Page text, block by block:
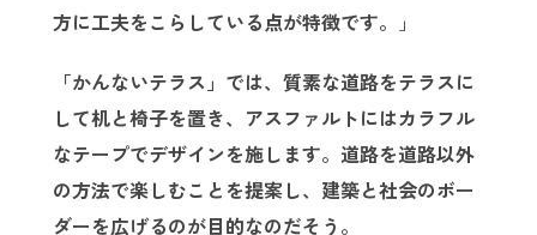
方に工夫をこらしている点が特徴です。
」
「かんないテラス」では、質素な道路をテラスに
して机と椅子を置き、アスファルトにはカラフル
なテープでデザインを施します。道路を道路以外
の方法で楽しむことを提案し、建築と社会のボー
ダーを広げるのが目的なのだそう。